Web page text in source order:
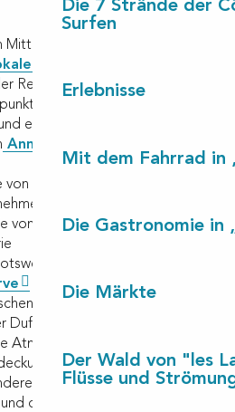
Die 7 Strände der
Surfen
Erlebnisse
Mit dem Fahrrad in
Die Gastronomie in
Die Märkte
Der Wald von "les
Flüsse und
Mittagessen oder Abendessen
Produkte
Restaurants zu degustieren.
um unsere
ein Unikat wie
Anne Larose
von
von
Maison des 3 Poiriers
in
am Léon-See, ist das
geöffnet. Das Gebäude
Wir überqueren die
Duft von Holz empfängt Sie,
Atmosphäre umhüllt Sie, alles
des Ortes, wo
Workshops werden Sie das
des Courant d’Huchet zu